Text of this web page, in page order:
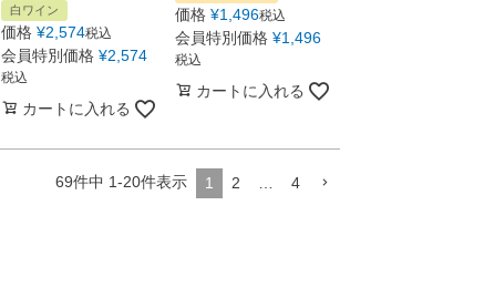
白ワイン
価格 ¥2,574税込
会員特別価格 ¥2,574
税込
カートに入れる
価格 ¥1,496税込
会員特別価格 ¥1,496
税込
カートに入れる
69件中 1-20件表示 1 2 4